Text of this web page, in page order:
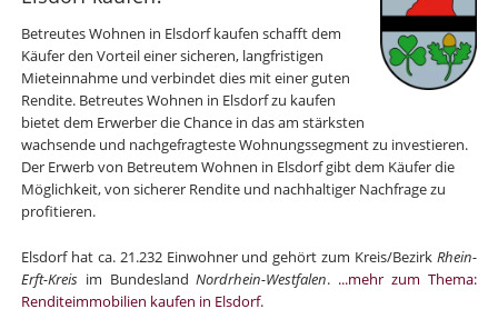
Betreutes Wohnen in Elsdorf kaufen schafft dem
Käufer den Vorteil einer sicheren, langfristigen
Mieteinnahme und verbindet dies mit einer guten
Rendite. Betreutes Wohnen in Elsdorf zu kaufen
bietet dem Erwerber die Chance in das am stärksten
wachsende und nachgefragteste Wohnungssegment zu investieren.
Der Erwerb von Betreutem Wohnen in Elsdorf gibt dem Käufer die
Möglichkeit, von sicherer Rendite und nachhaltiger Nachfrage zu
profitieren.
Elsdorf hat ca. 21.232 Einwohner und gehört zum Kreis/BezirkRhein-
Erft-Kreisim BundeslandNordrhein-Westfalen. ...mehr zum Thema:
Renditeimmobilien kaufen in Elsdorf.